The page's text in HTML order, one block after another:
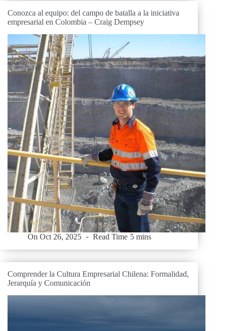
Conozca al equipo: del campo de batalla a la iniciativa
empresarial en Colombia – Craig Dempsey
On Oct 26, 2025 Read Time 5 mins
Comprender la Cultura Empresarial Chilena: Formalidad,
Jerarquía y Comunicación